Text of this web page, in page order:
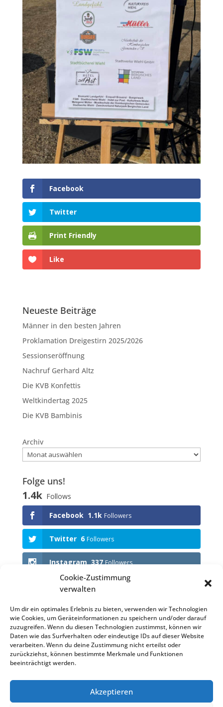
Cookie-Zustimmung
verwalten
Um dir ein optimales Erlebnis zu bieten, verwenden wir Technologien
wie Cookies, um Geräteinformationen zu speichern und/oder darauf
zuzugreifen. Wenn du diesen Technologien zustimmst, können wir
Daten wie das Surfverhalten oder eindeutige IDs auf dieser Website
verarbeiten. Wenn du deine Zustimmung nicht erteilst oder
zurückziehst, können bestimmte Merkmale und Funktionen
beeinträchtigt werden.
Akzeptieren
Facebook
Twitter
Print Friendly
Like
Neueste Beiträge
Männer in den besten Jahren
Proklamation Dreigestirn 2025/2026
Sessionseröffnung
Nachruf Gerhard Altz
Die KVB Konfettis
Weltkindertag 2025
Die KVB Bambinis
Archiv
Folge uns!
1.4k Follows
Facebook 1.1k Followers
Twitter 6 Followers
Instagram 337 Followers
Anstehende Events
KEINE VERANSTALTUNGEN
Impressum
Datenschutzerklärung (EU)
Datenschutzerklärung
Haftungsausschluss
Cookie-Richtlinie (EU)
Satzung KVB